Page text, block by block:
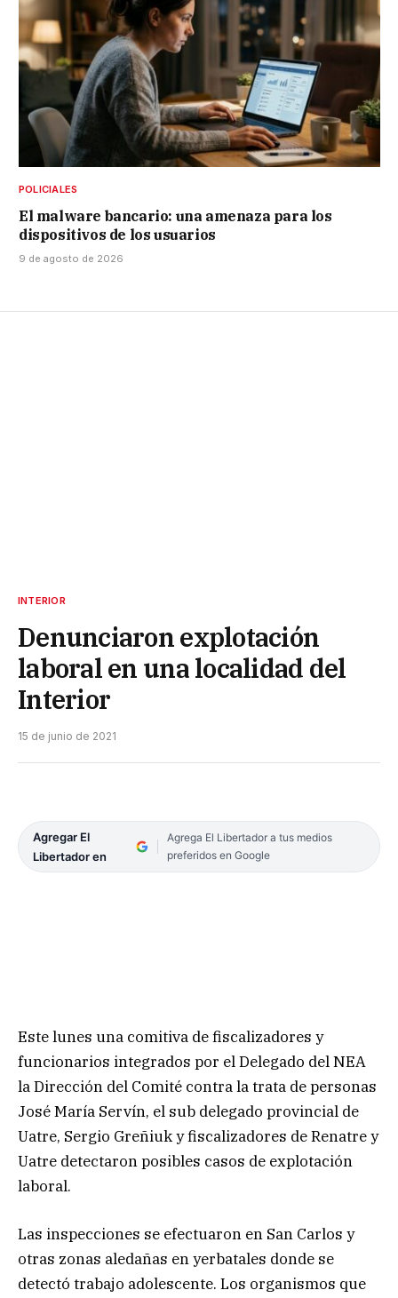
POLICIALES
El malware bancario: una amenaza para los
dispositivos de los usuarios
9 de agosto de 2026
INTERIOR
Denunciaron explotación
laboral en una localidad del
Interior
15 de junio de 2021
Agregar El
Libertador en
Agrega El Libertador a tus medios
preferidos en Google
Este lunes una comitiva de fiscalizadores y
funcionarios integrados por el Delegado del NEA
la Dirección del Comité contra la trata de personas
José María Servín, el sub delegado provincial de
Uatre, Sergio Greñiuk y fiscalizadores de Renatre y
Uatre detectaron posibles casos de explotación
laboral.
Las inspecciones se efectuaron en San Carlos y
otras zonas aledañas en yerbatales donde se
detectó trabajo adolescente. Los organismos que